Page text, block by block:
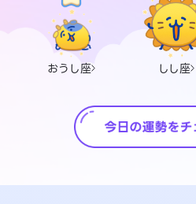
おうし座 しし座